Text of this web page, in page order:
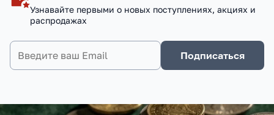
Узнавайте первыми о новых поступлениях, акциях и
распродажах
Подписаться